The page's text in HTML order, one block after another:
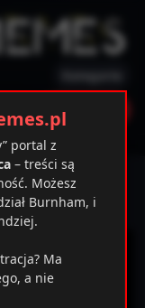
Zarejestruj
portal z
– treści są
Możesz
Burnham, i
Ma
a nie